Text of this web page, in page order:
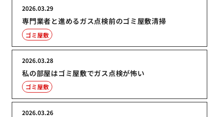
専門業者と進めるガス点検前のゴミ屋敷清掃
2026.03.29
ゴミ屋敷
私の部屋はゴミ屋敷でガス点検が怖い
2026.03.28
ゴミ屋敷
2026.03.26